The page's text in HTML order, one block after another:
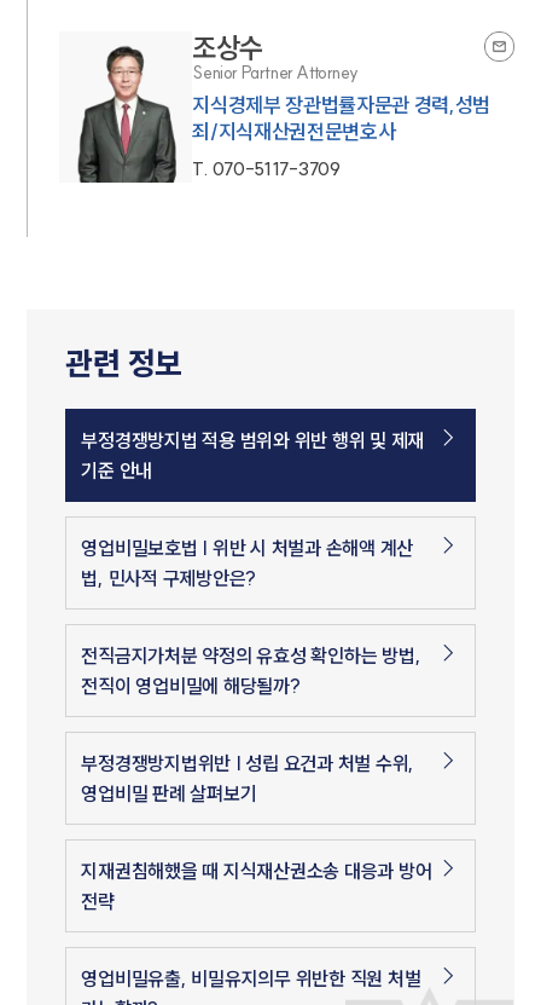
조상수
Senior Partner Attorney
지식경제부 장관법률자문관 경력,성범
죄/지식재산권전문변호사
T. 070-5117-3709
관련 정보
부정경쟁방지법 적용 범위와 위반 행위 및 제재
기준 안내
영업비밀보호법 | 위반 시 처벌과 손해액 계산
법, 민사적 구제방안은?
전직금지가처분 약정의 유효성 확인하는 방법,
전직이 영업비밀에 해당될까?
부정경쟁방지법위반 | 성립 요건과 처벌 수위,
영업비밀 판례 살펴보기
지재권침해했을 때 지식재산권소송 대응과 방어
전략
영업비밀유출, 비밀유지의무 위반한 직원 처벌